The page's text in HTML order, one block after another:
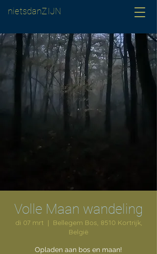
nietsdanZIJN
Volle Maan wandeling
di 07 mrt
  |
Bellegem Bos, 8510 Kortrijk,
België
Opladen aan bos en maan!